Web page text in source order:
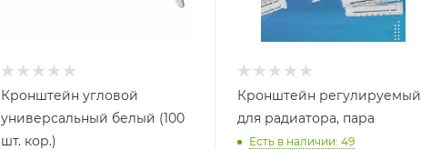
Кронштейн угловой
универсальный белый (100
шт. кор.)
Кронштейн регулируемый
для радиатора, пара
Есть в наличии: 49